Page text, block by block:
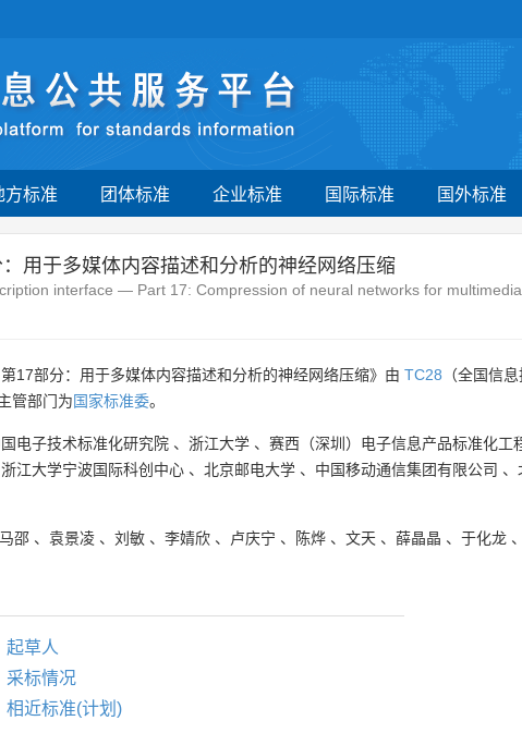
方标准 团体标准 企业标准 国际标准 国外标准
用于多媒体内容描述和分析的神经网络压缩
interface — Part 17: Compression of neural networks for
17部分：用于多媒体内容描述和分析的神经网络压缩》由 TC28 （全国信
管部门为国家标准委。
电子技术标准化研究院 、 浙江大学 、 赛西（深圳）电子信息产品标准化工
浙江大学宁波国际科创中心 、 北京邮电大学 、 中国移动通信集团有限公司 、
马邵 、 袁景凌 、 刘敏 、 李婧欣 、 卢庆宁 、 陈烨 、 文天 、 薛晶晶 、 于化龙 、
起草人
采标情况
相近标准(计划)